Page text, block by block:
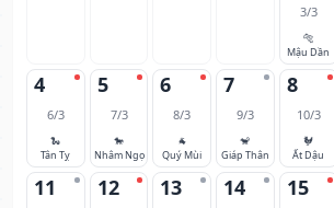
3/3
🐅
Mậu Dần
4
6/3
🐍
Tân Tỵ
5
7/3
🐎
Nhâm Ngọ
6
8/3
🐐
Quý Mùi
7
9/3
🐒
Giáp Thân
8
10/3
🐓
Ất Dậu
11 12 13 14 15